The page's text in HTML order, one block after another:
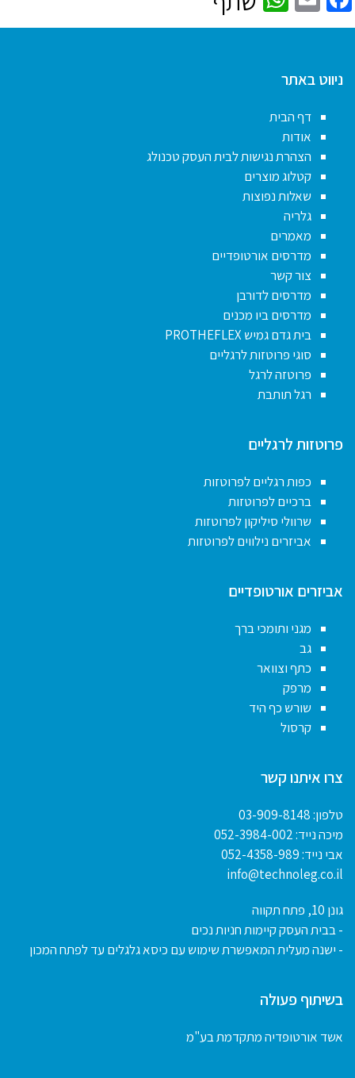
ניווט באתר
דף הבית
אודות
הצהרת נגישות לבית העסק טכנולג
קטלוג מוצרים
שאלות נפוצות
גלריה
מאמרים
מדרסים אורטופדיים
צור קשר
מדרסים לדורבן
מדרסים ביו מכנים
בית גדם גמיש PROTHEFLEX
סוגי פרוטזות לרגליים
פרוטזה לרגל
רגל תותבת
פרוטזות לרגליים
כפות רגליים לפרוטזות
ברכיים לפרוטזות
שרוולי סיליקון לפרוטזות
אביזרים נילווים לפרוטזות
אביזרים אורטופדיים
מגני ותומכי ברך
גב
כתף וצוואר
מרפק
שורש כף היד
קרסול
צרו איתנו קשר
טלפון:03-909-8148
מיכה נייד:052-3984-002
אבי נייד:052-4358-989
info@technoleg.co.il
גונן 10, פתח תקווה
- בבית העסק קיימות חניות נכים
- ישנה מעלית המאפשרת שימוש עם כיסא גלגלים עד לפתח המכון
בשיתוף פעולה
אשד אורטופדיה מתקדמת בע"מ